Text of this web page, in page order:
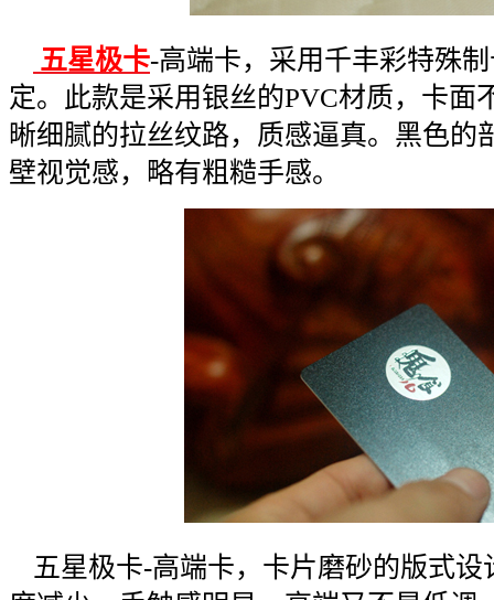
五星极卡-高端卡，采用千丰彩特殊
定。此款是采用银丝的PVC材质，卡面
晰细腻的拉丝纹路，质感逼真。黑色的
壁视觉感，略有粗糙手感。
五星极卡-高端卡，卡片磨砂的版式